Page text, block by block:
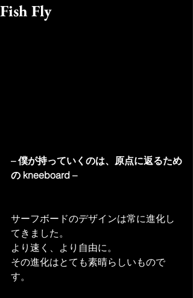
Fish Fly
– 僕が持っていくのは、原点に返るため
の kneeboard –
サーフボードのデザインは常に進化し
てきました。
より速く、より自由に。
その進化はとても素晴らしいもので
す。